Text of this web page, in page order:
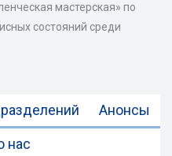
мастерская» по
состояний среди
Анонсы
нас